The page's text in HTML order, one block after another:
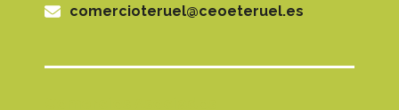
comercioteruel@ceoeteruel.es